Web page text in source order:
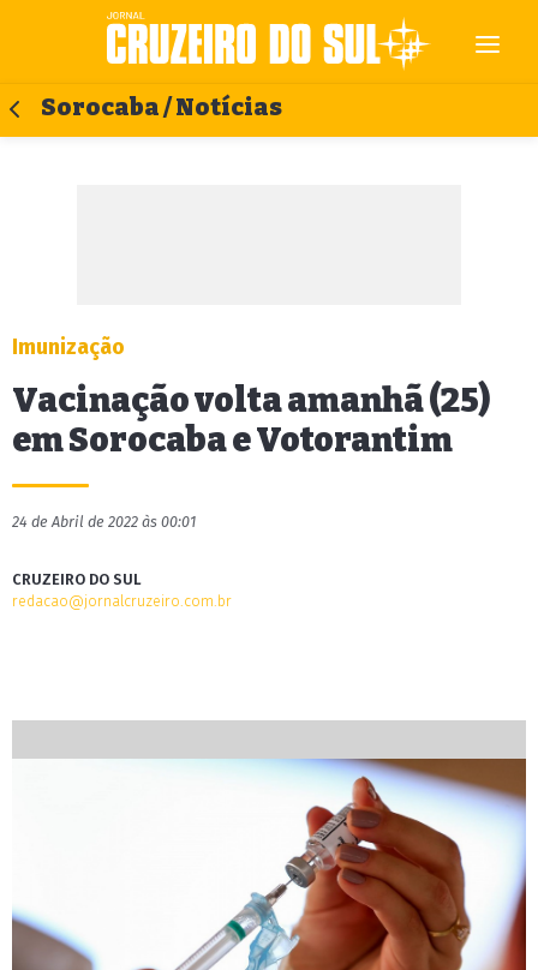
Sorocaba / Notícias
Imunização
Vacinação volta amanhã (25)
em Sorocaba e Votorantim
24 de Abril de 2022 às 00:01
CRUZEIRO DO SUL
redacao@jornalcruzeiro.com.br